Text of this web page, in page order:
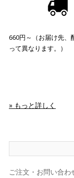
660円～（お届け先、
って異なります。）
» もっと詳しく
ご注文・お問い合わ